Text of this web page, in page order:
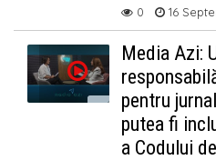
0 16
Media Azi:
pentru
putea fi
a Codului